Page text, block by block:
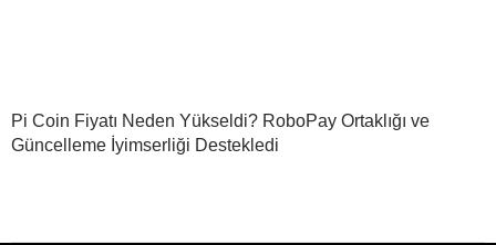
Pi Coin Fiyatı Neden Yükseldi? RoboPay Ortaklığı ve
Güncelleme İyimserliği Destekledi